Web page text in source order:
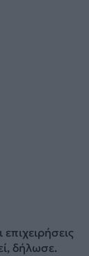
δήλωσε.